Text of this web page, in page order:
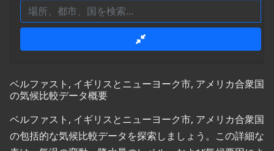
ベルファスト, イギリスとニューヨーク市, アメリカ合衆国
の気候比較データ概要
ベルファスト, イギリスとニューヨーク市, アメリカ合衆国
の包括的な気候比較データを探索しましょう。この詳細な